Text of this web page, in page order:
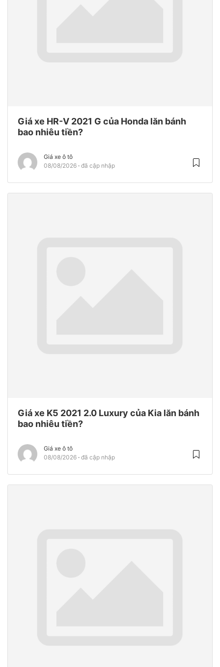
Giá xe HR-V 2021 G của Honda lăn bánh
bao nhiêu tiền?
Giá xe ô tô
08/08/2026 đã cập nhập
Giá xe K5 2021 2.0 Luxury của Kia lăn bánh
bao nhiêu tiền?
Giá xe ô tô
08/08/2026 đã cập nhập